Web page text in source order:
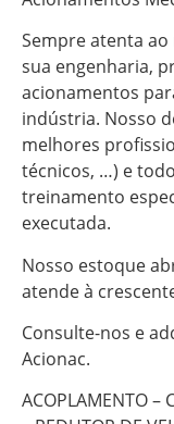
Sempre atenta
sua engenharia,
acionamentos
indústria. Nosso
melhores
técnicos, …) e
treinamento
executada.
Nosso estoque
atende à
Consulte-nos e
Acionac.
ACOPLAMENTO –